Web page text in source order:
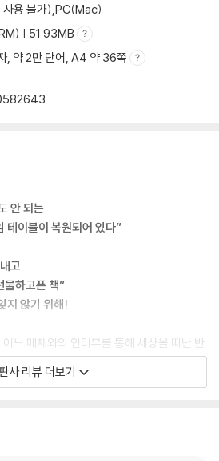
사용 불가),PC(Mac)
| 51.93MB
, 약 2만 단어, A4 약 36쪽
안 되는
테이블이 복원되어 있다”
고
물하고픈 책”
지 않기 위해!
느 매체와의 인터뷰를 통해 세상을 떠난 반
다음과 같이 말했다. “우리는 의외로 날마
무'를 추억하고 있답니다.”
을 때론 유쾌하게, 때론 먹먹하게 그려나
사 리뷰 더보기